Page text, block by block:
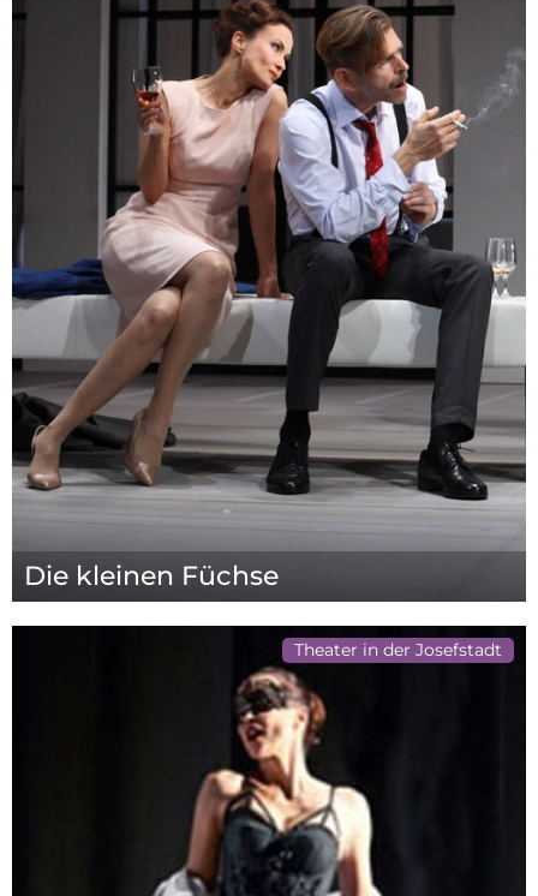
Die kleinen Füchse
Theater in der Josefstadt